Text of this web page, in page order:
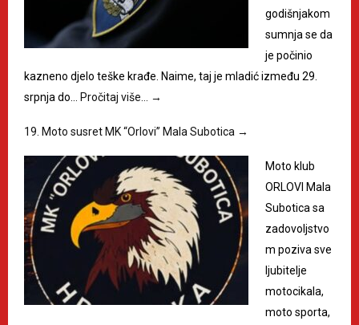
godišnjakom
sumnja se da
je počinio
kazneno djelo teške krađe. Naime, taj je mladić između 29.
srpnja do… Pročitaj više… →
19. Moto susret MK “Orlovi” Mala Subotica →
Moto klub
ORLOVI Mala
Subotica sa
zadovoljstvo
m poziva sve
ljubitelje
motocikala,
moto sporta,